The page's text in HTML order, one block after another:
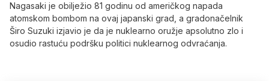
Nagasaki je obilježio 81 godinu od američkog napada
atomskom bombom na ovaj japanski grad, a gradonačelnik
Širo Suzuki izjavio je da je nuklearno oružje apsolutno zlo i
osudio rastuću podršku politici nuklearnog odvraćanja.